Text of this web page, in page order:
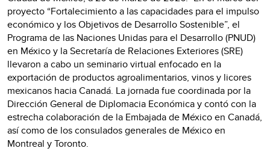
proyecto “Fortalecimiento a las capacidades para el impulso
económico y los Objetivos de Desarrollo Sostenible”, el
Programa de las Naciones Unidas para el Desarrollo (PNUD)
en México y la Secretaría de Relaciones Exteriores (SRE)
llevaron a cabo un seminario virtual enfocado en la
exportación de productos agroalimentarios, vinos y licores
mexicanos hacia Canadá. La jornada fue coordinada por la
Dirección General de Diplomacia Económica y contó con la
estrecha colaboración de la Embajada de México en Canadá,
así como de los consulados generales de México en
Montreal y Toronto.